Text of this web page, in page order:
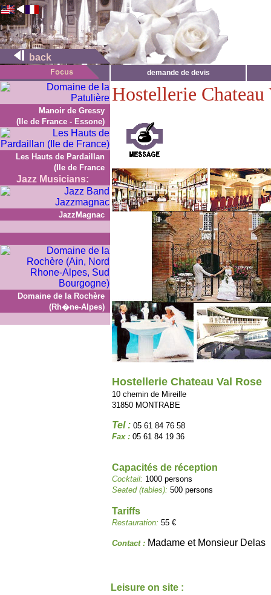
back
demande de devis
Manoir de Gressy
(Ile de France - Essone)
Les Hauts de Pardaillan
(Ile de France
Jazz Musicians:
JazzMagnac
Domaine de la Rochère
(Rh�ne-Alpes)
Hostellerie Chateau
Hostellerie Chateau Val Rose
10 chemin de Mireille
31850 MONTRABE
Tel : 05 61 84 76 58
Fax : 05 61 84 19 36
Capacités de réception
Cocktail: 1000 persons
Seated (tables): 500 persons
Tariffs
Restauration: 55 €
Contact : Madame et Monsieur Delas
Leisure on site :